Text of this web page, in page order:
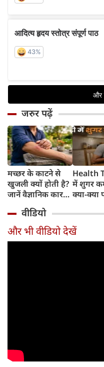
जरुर पढ़ें
मच्छर के काटने से
खुजली क्यों होती है?
जानें वैज्ञानिक कारण
Health
में शुगर
क्या-क्या
बातें
वीडियो
और भी वीडियो देखें